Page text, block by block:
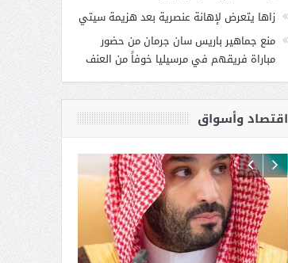
زاها يتعرض لإهانة عنصرية بعد هزيمة سيتي
منع جماهير باريس سان جرمان من حضور
مباراة فريقهم في مرسيليا خوفاً من العنف
اقتصاد وأسواق